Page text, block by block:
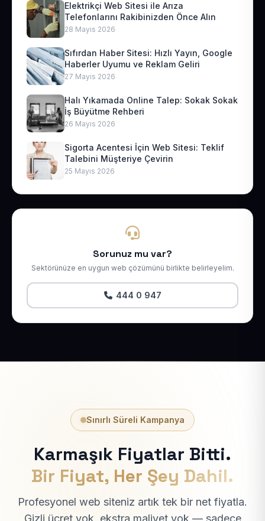
Elektrikçi Web Sitesi ile Arıza
Telefonlarını Rakibinizden Önce Alın
28 Mayıs 2026
Sıfırdan Haber Sitesi: Hızlı Yayın, Google
Haberler Uyumu ve Reklam Geliri
27 Mayıs 2026
Halı Yıkamada Online Talep: Sokak Sokak
İş Büyütme Rehberi
26 Mayıs 2026
Sigorta Acentesi İçin Web Sitesi: Teklif
Talebini Müşteriye Çevirin
25 Mayıs 2026
Sorunuz mu var?
Sektörünüze en uygun web çözümünü birlikte belirleyelim.
444 0 947
Sınırlı Süreli Kampanya
Karmaşık Fiyatlar Bitti.
Bir Fiyat, Her Şey Dahil.
Profesyonel web siteniz artık tek bir net fiyatla.
Gizli ücret yok, ekstra maliyet yok — sadece